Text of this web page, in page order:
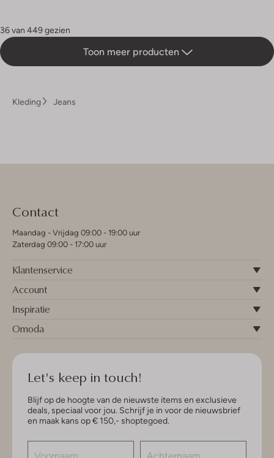
36 van 449 gezien
Toon meer producten
Kleding Jeans
Contact
Maandag - Vrijdag 09:00 - 19:00 uur
Zaterdag 09:00 - 17:00 uur
Klantenservice
Account
Inspiratie
Omoda
Let's keep in touch!
Blijf op de hoogte van de nieuwste items en exclusieve
deals, speciaal voor jou. Schrijf je in voor de nieuwsbrief
en maak kans op € 150,- shoptegoed.